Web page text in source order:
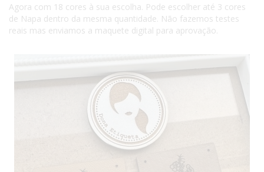
Agora com 18 cores à sua escolha. Pode escolher até 3 cores
de Napa dentro da mesma quantidade. Não fazemos testes
reais mas enviamos a maquete digital para aprovação.